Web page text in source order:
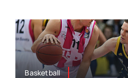
Basketball